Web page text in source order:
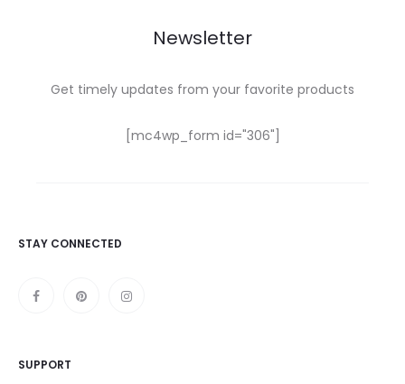
Newsletter
Get timely updates from your favorite products
[mc4wp_form id="306"]
STAY CONNECTED
SUPPORT